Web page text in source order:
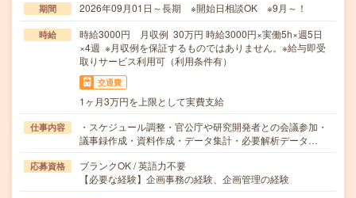
期間 2026年09月01日～長期 ※開始日相談OK ※9月～！
時給
時給3000円 月収例 30万円 時給3000円×実働5h×週5日
×4週 ※月収例を保証するものではありません。※給与即受
取りサービス利用可（利用条件有）
交通費
1ヶ月3万円を上限として実費支給
仕事内容
・スケジュール調整・官公庁や研究開発者との会議参加・
議事録作成・資料作成・データ集計・必要解析データ…
応募資格
ブランクOK / 英語力不要
【必要な経験】企画事務の経験、企画管理の経験